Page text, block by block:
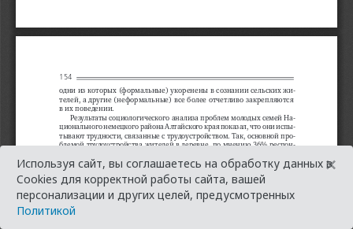
Используя сайт, вы соглашаетесь на обработку данных в
Cookies для корректной работы сайта, вашей
персонализации и других целей, предусмотренных
Политикой
×